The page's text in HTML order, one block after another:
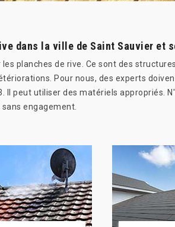
dans la ville de Saint Sauvier et
planches de rive. Ce sont des
Pour nous, des experts
Il peut utiliser des matériels appropriés.
engagement.